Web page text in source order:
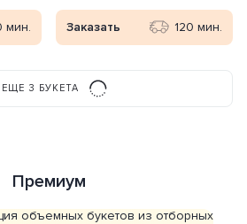
мин. Заказать 120 мин.
ЕЩЕ 3 БУКЕТА
Премиум
объемных букетов из отборных